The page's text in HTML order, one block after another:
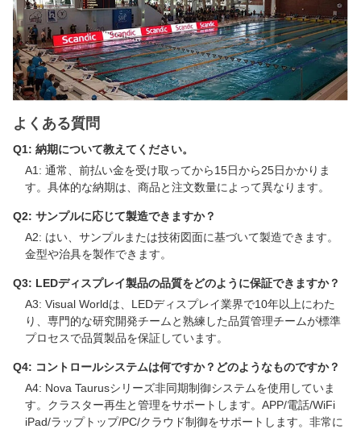
よくある質問
Q1: 納期について教えてください。
A1: 通常、前払い金を受け取ってから15日から25日かかりま
す。具体的な納期は、商品と注文数量によって異なります。
Q2: サンプルに応じて製造できますか？
A2: はい、サンプルまたは技術図面に基づいて製造できます。
金型や治具を製作できます。
Q3: LEDディスプレイ製品の品質をどのように保証できますか？
A3: Visual Worldは、LEDディスプレイ業界で10年以上にわた
り、専門的な研究開発チームと熟練した品質管理チームが標準
プロセスで品質製品を保証しています。
Q4: コントロールシステムは何ですか？どのようなものですか？
A4: Nova Taurusシリーズ非同期制御システムを使用していま
す。クラスター再生と管理をサポートします。APP/電話/WiFi
iPad/ラップトップ/PC/クラウド制御をサポートします。非常に